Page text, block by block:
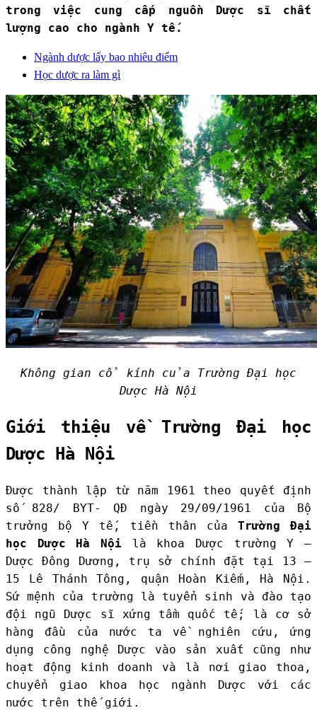
trong việc cung cấp nguồn Dược sĩ chất
lượng cao cho ngành Y tế.
Ngành dược lấy bao nhiêu điểm
Học dược ra làm gì
Không gian cổ kính của Trường Đại học
Dược Hà Nội
Giới thiệu về Trường Đại học
Dược Hà Nội
Được thành lập từ năm 1961 theo quyết định
số 828/ BYT- QĐ ngày 29/09/1961 của Bộ
trưởng bộ Y tế, tiền thân của Trường Đại
học Dược Hà Nội là khoa Dược trường Y –
Dược Đông Dương, trụ sở chính đặt tại 13 –
15 Lê Thánh Tông, quận Hoàn Kiếm, Hà Nội.
Sứ mệnh của trường là tuyển sinh và đào tạo
đội ngũ Dược sĩ xứng tầm quốc tế; là cơ sở
hàng đầu của nước ta về nghiên cứu, ứng
dụng công nghệ Dược vào sản xuất cũng như
hoạt động kinh doanh và là nơi giao thoa,
chuyển giao khoa học ngành Dược với các
nước trên thế giới.